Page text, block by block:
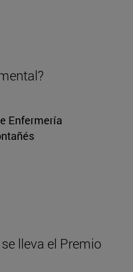
Enfermería
lleva el Premio